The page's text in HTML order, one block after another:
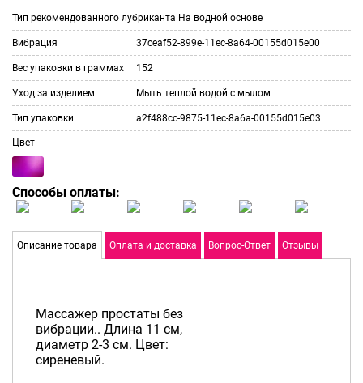
Тип рекомендованного лубриканта На водной основе
Вибрация 37ceaf52-899e-11ec-8a64-00155d015e00
Вес упаковки в граммах 152
Уход за изделием Мыть теплой водой с мылом
Тип упаковки a2f488cc-9875-11ec-8a6a-00155d015e03
Цвет
Способы оплаты:
Описание товара Оплата и доставка Вопрос-Ответ Отзывы
Массажер простаты без
вибрации.. Длина 11 см,
диаметр 2-3 см. Цвет:
сиреневый.